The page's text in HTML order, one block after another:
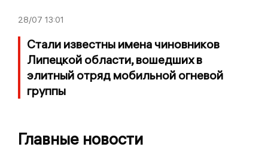
28/07 13:01
Стали известны имена чиновников
Липецкой области, вошедших в
элитный отряд мобильной огневой
группы
Главные новости